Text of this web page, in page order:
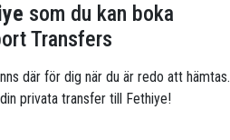
som du kan boka
Transfers
där för dig när du är redo att hämtas.
privata transfer till Fethiye!